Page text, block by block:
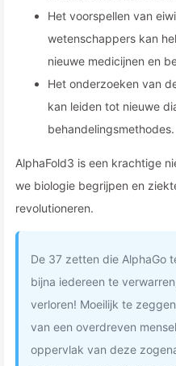
Het voorspellen van
wetenschappers kan
nieuwe medicijnen en
Het onderzoeken van
kan leiden tot nieuwe
behandelingsmethodes.
AlphaFold3 is een krachtige
we biologie begrijpen en
revolutioneren.
De 37 zetten die AlphaGo
bijna iedereen te
verloren! Moeilijk te
van een overdreven
oppervlak van deze